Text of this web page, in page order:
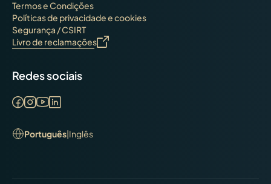
Termos e Condições
Políticas de privacidade e cookies
Segurança / CSIRT
Livro de reclamações
Redes sociais
Português|Inglês